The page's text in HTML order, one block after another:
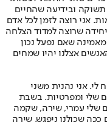
ובידיעה שהחיים
אני רוצה לזמן לכל אדם
שרוצה למדוד הצלחה
שאם נפעל נכון
אצלנו יהיו שמחים
לי. אני נהנית משני
שלי ומפרטיות. בשבת
שלי עמרי, שירה, שקמה
שכולנו ניפגש. שירה